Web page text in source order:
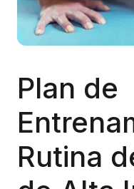
Plan de
Rutina